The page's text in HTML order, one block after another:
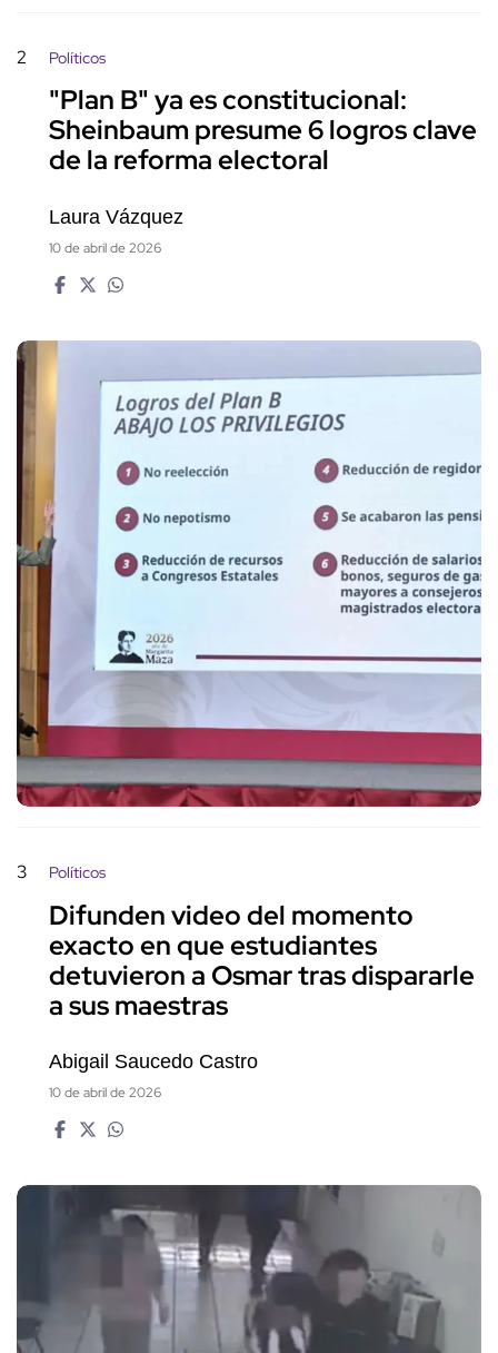
2 Políticos
"Plan B" ya es constitucional:
Sheinbaum presume 6 logros clave
de la reforma electoral
Laura Vázquez
10 de abril de 2026
3 Políticos
Difunden video del momento
exacto en que estudiantes
detuvieron a Osmar tras dispararle
a sus maestras
Abigail Saucedo Castro
10 de abril de 2026